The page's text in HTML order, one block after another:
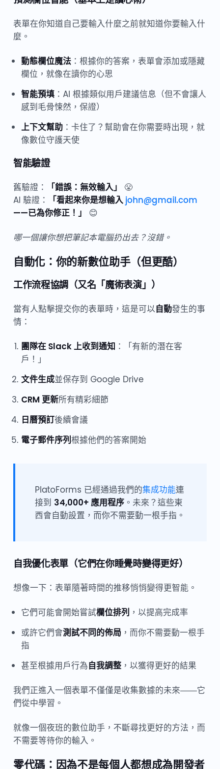
表單在你知道自己要輸入什麼之前就知道你要輸入什
麼。
動態欄位魔法：根據你的答案，表單會添加或隱藏
欄位，就像在讀你的心思
智能預填：AI 根據類似用戶建議信息（但不會讓人
感到毛骨悚然，保證）
上下文幫助：卡住了？幫助會在你需要時出現，就
像數位守護天使
智能驗證
舊驗證： 「錯誤：無效輸入」
😤
AI 驗證：
「看起來你是想輸入 john@gmail.com
——已為你修正！」
😊
哪一個讓你想把筆記本電腦扔出去？沒錯。
自動化：你的新數位助手（但更酷）
工作流程協調（又名「魔術表演」）
當有人點擊提交你的表單時，這是可以自動發生的事
情：
團隊在 Slack 上收到通知 ：「有新的潛在客
戶！」
文件生成並保存到 Google Drive
CRM 更新所有精彩細節
日曆預訂後續會議
電子郵件序列 根據他們的答案開始
PlatoForms 已經通過我們的集成功能連
接到 34,000+ 應用程序。未來？這些東
西會自動設置，而你不需要動一根手指。
自我優化表單（它們在你睡覺時變得更好）
想像一下：表單隨著時間的推移悄悄變得更智能。
它們可能會開始嘗試欄位排列 ，以提高完成率
或許它們會測試不同的佈局 ，而你不需要動一根手
指
甚至根據用戶行為自我調整，以獲得更好的結果
我們正進入一個表單不僅僅是收集數據的未來——它
們從中學習。
就像一個夜班的數位助手，不斷尋找更好的方法，而
不需要等待你的輸入。
零代碼：因為不是每個人都想成為開發者